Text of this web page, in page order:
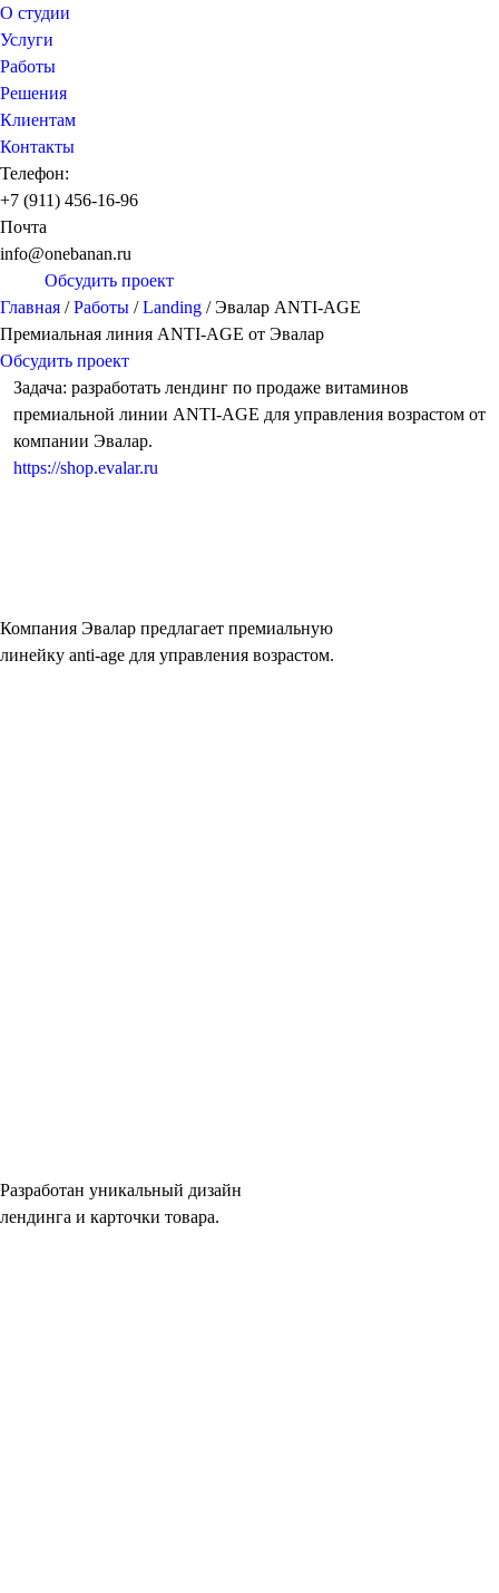
О студии
Услуги
Работы
Решения
Клиентам
Контакты
Телефон:
+7 (911) 456-16-96
Почта
info@onebanan.ru
Обсудить проект
Главная /Работы /Landing /Эвалар ANTI-AGE
Премиальная линия ANTI-AGE от Эвалар
Обсудить проект
Задача: разработать лендинг по продаже витаминов
премиальной линии ANTI-AGE для управления возрастом от
компании Эвалар.
https://shop.evalar.ru
Компания Эвалар предлагает премиальную
линейку anti-age для управления возрастом.
Разработан уникальный дизайн
лендинга и карточки товара.